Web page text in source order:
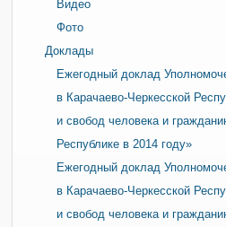
Видео
Фото
Доклады
Ежегодный доклад
в Карачаево-Черкесской
и свобод человека и
Республике в 2014 году»
Ежегодный доклад
в Карачаево-Черкесской
и свобод человека и